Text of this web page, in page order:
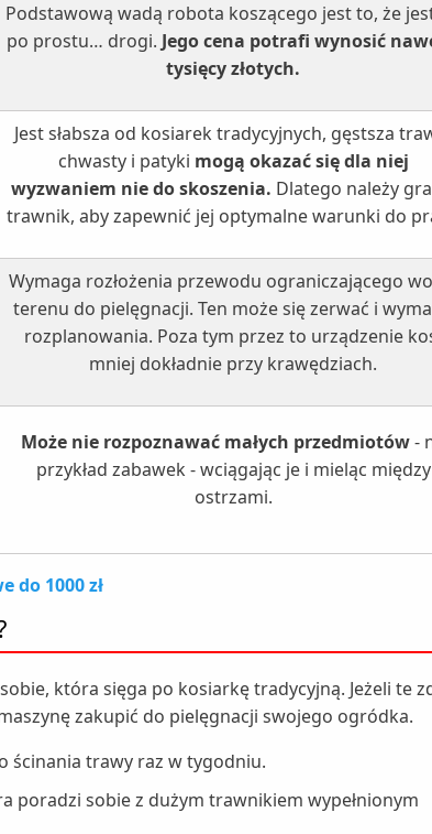
Podstawową wadą robota koszącego jest to, że
po prostu… drogi. Jego cena potrafi wynosić
tysięcy złotych.
Jest słabsza od kosiarek tradycyjnych, gęstsza
chwasty i patyki mogą okazać się dla niej
wyzwaniem nie do skoszenia. Dlatego należy
trawnik, aby zapewnić jej optymalne warunki do
Wymaga rozłożenia przewodu ograniczającego
terenu do pielęgnacji. Ten może się zerwać i
rozplanowania. Poza tym przez to urządzenie
mniej dokładnie przy krawędziach.
Może nie rozpoznawać małych przedmiotów-
przykład zabawek - wciągając je i mieląc między
ostrzami.
do 1000 zł
która sięga po kosiarkę tradycyjną. Jeżeli te
zakupić do pielęgnacji swojego ogródka.
ścinania trawy raz w tygodniu.
poradzi sobie z dużym trawnikiem wypełnionym